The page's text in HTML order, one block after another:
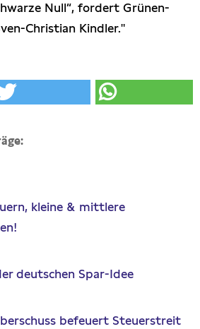
Null“, fordert Grünen-
Christian Kindler."
kleine & mittlere
deutschen Spar-Idee
befeuert Steuerstreit